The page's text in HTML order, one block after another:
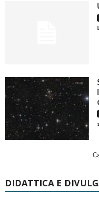
DIDATTICA E